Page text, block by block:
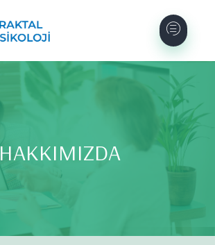
HAKKIMIZDA